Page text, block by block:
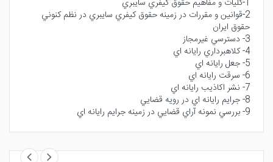
1-كليات و مفاهيم حقوق كيفري سايبري
2-قوانين و مقررات در زمينه حقوق كيفري سايبري در نظم كنوني
حقوق ايران
3- دسترسي غيرمجاز
4- كلاهبرداري رايانه اي
5- جعل رايانه اي
6- سرقت رايانه اي
7- نشر اكاذيب رايانه اي
8- جرايم رايانه اي در رويه قضايي
9- بررسي نمونه آراي قضايي در زمينه جرايم رايانه اي